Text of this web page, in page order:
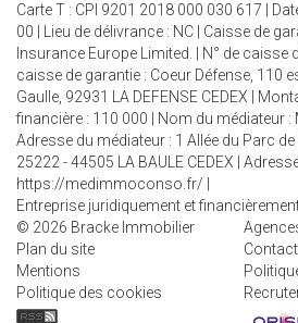
Carte T : CPI 9201 2018 000 030 617 |
00 | Lieu de délivrance : NC | Caisse de
Insurance Europe Limited. | N° de caisse
caisse de garantie : Coeur Défense, 110
Gaulle, 92931 LA DEFENSE CEDEX |
financière : 110 000 | Nom du médiateur :
Adresse du médiateur : 1 Allée du Parc
25222 - 44505 LA BAULE CEDEX |
https://medimmoconso.fr/
Entreprise juridiquement et
© 2026 Bracke Immobilier
Plan du site
Mentions
Politique des cookies